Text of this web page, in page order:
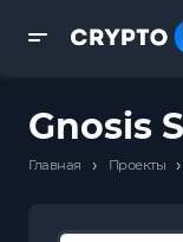
Gnosis
Главная › Проекты ›